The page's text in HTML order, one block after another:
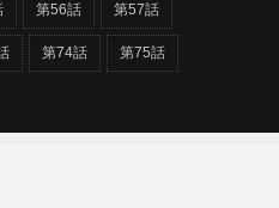
第56話 第57話
第74話 第75話